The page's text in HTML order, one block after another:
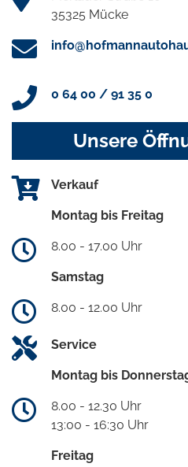
35325 Mücke
0 64 00 / 91 35 0
Unsere
Verkauf
Montag bis Freitag
8.00 - 17.00 Uhr
Samstag
8.00 - 12.00 Uhr
Service
Montag bis
8.00 - 12.30 Uhr
13:00 - 16:30 Uhr
Freitag